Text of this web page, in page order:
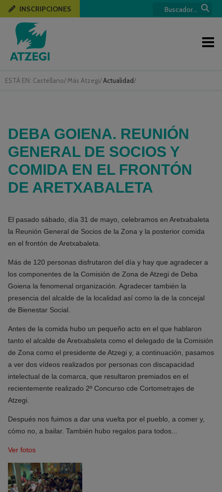
ESTÁ EN: Castellano/ Más Atzegi/Actualidad/
INSCRIPCIONES
DEBA GOIENA. REUNIÓN
GENERAL DE SOCIOS Y
COMIDA EN EL FRONTÓN
DE ARETXABALETA
El pasado sábado, día 31 de mayo, celebramos en Aretxabaleta
la Reunión General de Socios de la Zona y la posterior comida
en el frontón de Aretxabaleta.
Más de 120 personas disfrutaron del día y hay que agradecer a
los componentes de la Comisión de Zona de Atzegi de Deba
Goiena la fenomenal organización. Agradecer también la
presencia del alcalde de la localidad así como la de la concejal
de Bienestar Social.
Antes de la comida hubo un pequeño acto en el que hablaron
tanto el alcalde de Aretxabaleta como el delegado de la Comisión
de Zona como el presidente de Atzegi y, a continuación, pasamos
a ver dos vídeos realizados por personas con discapacidad
intelectual de la comarca, que resultaron premiados en el
recientemente realizado 2º Concurso cde Cortometrajes de
Atzegi.
Después nos fuimos a dar una vuelta por el pueblo, a comer y,
cómo no, a bailar. También hubo regalos para todos...
Ver fotos